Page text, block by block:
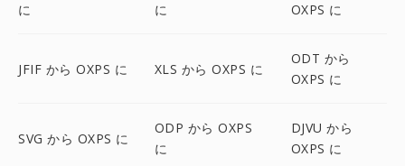
に
に
OXPS に
JFIF から OXPS に XLS から OXPS に
ODT から
OXPS に
SVG から OXPS に
ODP から OXPS
に
DJVU から
OXPS に